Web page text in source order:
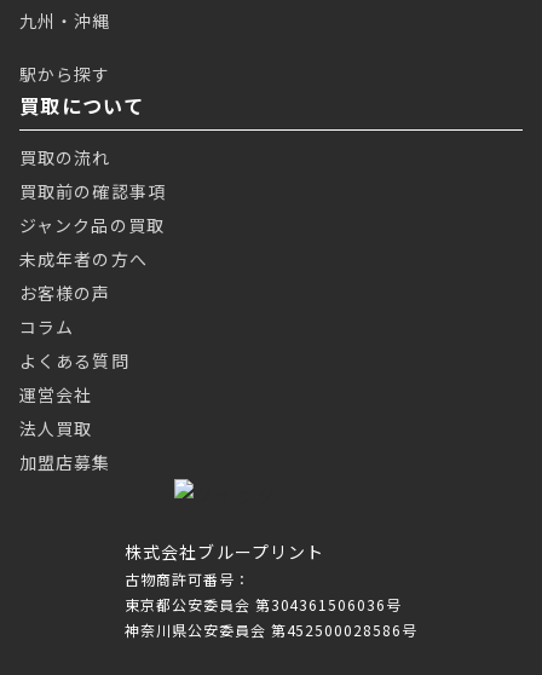
株式会社ブループリント
古物商許可番号：
東京都公安委員会 第304361506036号
神奈川県公安委員会 第452500028586号
九州・沖縄
駅から探す
買取について
買取の流れ
買取前の確認事項
ジャンク品の買取
未成年者の方へ
お客様の声
コラム
よくある質問
運営会社
法人買取
加盟店募集